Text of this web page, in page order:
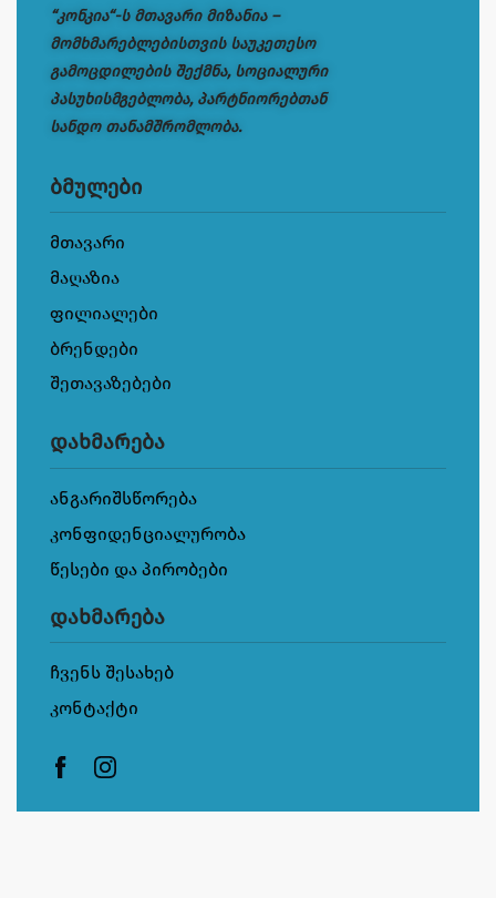
“კონკია“-ს მთავარი მიზანია –
მომხმარებლებისთვის საუკეთესო
გამოცდილების შექმნა, სოციალური
პასუხისმგებლობა, პარტნიორებთან
სანდო თანამშრომლობა.
ბმულები
მთავარი
მაღაზია
ფილიალები
ბრენდები
შეთავაზებები
დახმარება
ანგარიშსწორება
კონფიდენციალურობა
წესები და პირობები
დახმარება
ჩვენს შესახებ
კონტაქტი